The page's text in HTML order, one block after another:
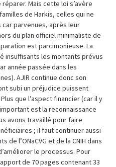
Mais cette loi s’avère
de Harkis, celles qui ne
parvenues, après leur
du plan officiel minimaliste de
est parcimonieuse. La
insuffisants les montants prévus
année passée dans les
AJIR continue donc son
subi un préjudice puissent
que l’aspect financier (car il y
est la reconnaissance
avons travaillé pour faire
; il faut continuer aussi
l’ONaCVG et de la CNIH dans
le processus. Pour
de 70 pages contenant 33